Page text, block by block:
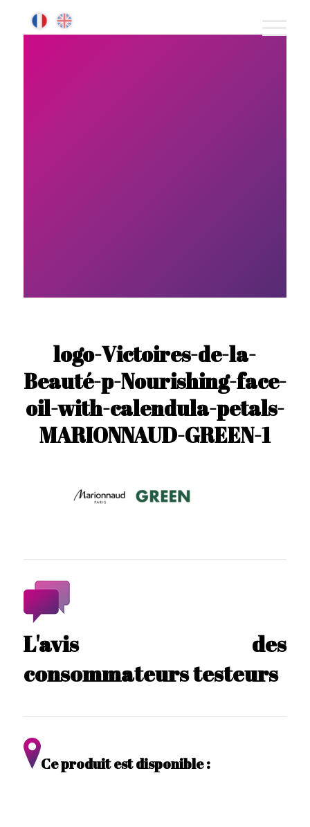
logo-Victoires-de-la-
Beauté-p-Nourishing-face-
oil-with-calendula-petals-
MARIONNAUD-GREEN-1
L'avis des
consommateurs testeurs
Ce produit est disponible :